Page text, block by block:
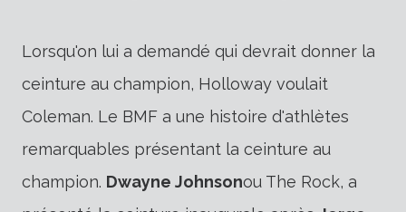
Lorsqu'on lui a demandé qui devrait donner la
ceinture au champion, Holloway voulait
Coleman. Le BMF a une histoire d'athlètes
remarquables présentant la ceinture au
champion. Dwayne Johnsonou The Rock, a